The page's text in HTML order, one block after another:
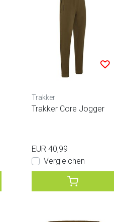
Trakker
Trakker Core Jogger
EUR 40,99
Vergleichen